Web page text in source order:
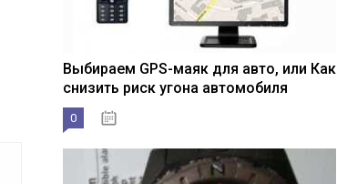
Выбираем GPS-маяк для авто, или Как
снизить риск угона автомобиля
0